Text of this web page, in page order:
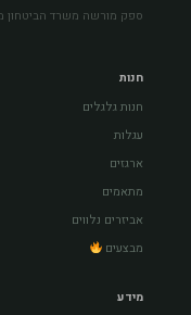
ספק מורשה משרד הביטחון מס׳
חנות
חנות גלגלים
עגלות
ארגזים
מתאמים
אביזרים נלווים
מבצעים
מידע